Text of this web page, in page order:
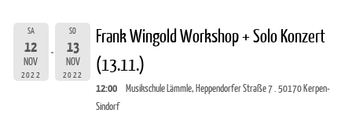
SA
12
NOV
2022
SO
13
NOV
2022
Frank Wingold Workshop + Solo Konzert
(13.11.)
12:00
Musikschule Lämmle, Heppendorfer Straße 7 . 50170 Kerpen-
Sindorf